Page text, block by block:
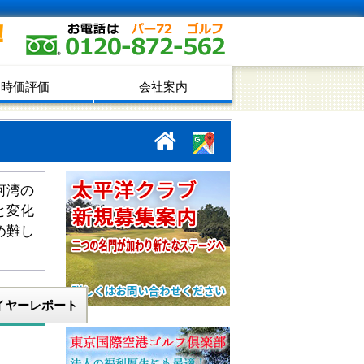
時価評価 会社案内
湾の
変化
難し
ヤーレポート